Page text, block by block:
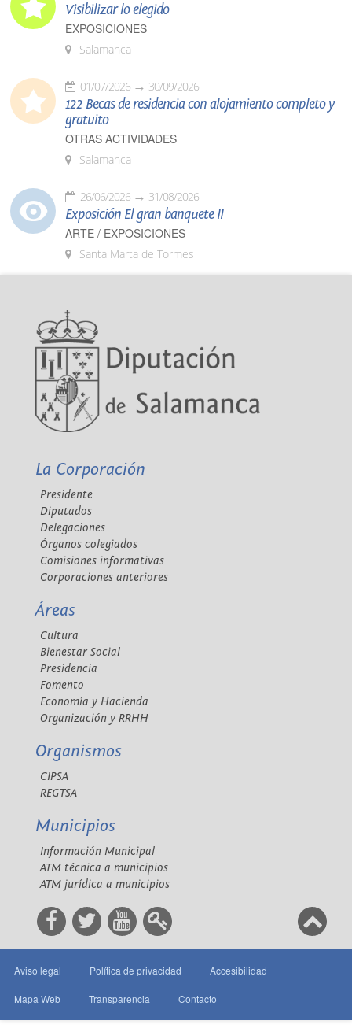
Visibilizar lo elegido
EXPOSICIONES
Salamanca
01/07/2026 30/09/2026
122 Becas de residencia con alojamiento completo y
gratuito
OTRAS ACTIVIDADES
Salamanca
26/06/2026 31/08/2026
Exposición El gran banquete II
ARTE / EXPOSICIONES
Santa Marta de Tormes
La Corporación
Presidente
Diputados
Delegaciones
Órganos colegiados
Comisiones informativas
Corporaciones anteriores
Áreas
Cultura
Bienestar Social
Presidencia
Fomento
Economía y Hacienda
Organización y RRHH
Organismos
CIPSA
REGTSA
Municipios
Información Municipal
ATM técnica a municipios
ATM jurídica a municipios
Aviso legal Política de privacidad Accesibilidad
Mapa Web Transparencia Contacto